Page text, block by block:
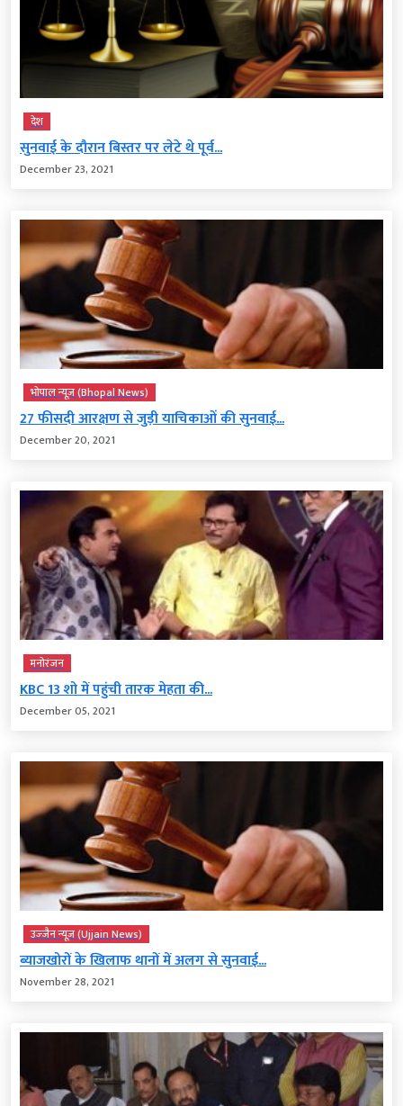
देश
सुनवाई के दौरान बिस्तर पर लेटे थे पूर्व...
December 23, 2021
भोपाल न्यूज़ (Bhopal News)
27 फीसदी आरक्षण से जुड़ी याचिकाओं की सुनवाई...
December 20, 2021
मनोरंजन
KBC 13 शो में पहुंची तारक मेहता की...
December 05, 2021
उज्‍जैन न्यूज़ (Ujjain News)
ब्याजखोरों के खिलाफ थानों में अलग से सुनवाई...
November 28, 2021